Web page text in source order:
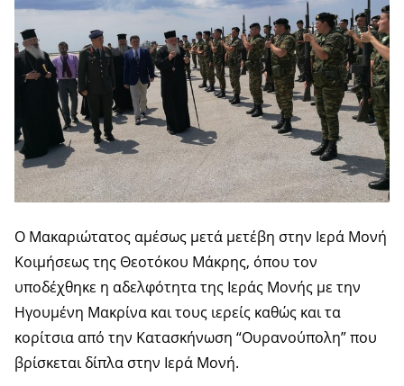
Ο Μακαριώτατος αμέσως μετά μετέβη στην Ιερά Μονή
Κοιμήσεως της Θεοτόκου Μάκρης, όπου τον
υποδέχθηκε η αδελφότητα της Ιεράς Μονής με την
Ηγουμένη Μακρίνα και τους ιερείς καθώς και τα
κορίτσια από την Κατασκήνωση “Ουρανούπολη” που
βρίσκεται δίπλα στην Ιερά Μονή.